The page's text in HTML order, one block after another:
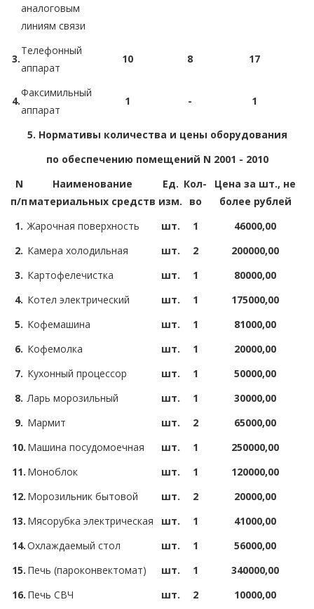
аналоговым
линиям связи
3.
Телефонный
аппарат
10 8 17
4.
Факсимильный
аппарат
1 - 1
5. Нормативы количества и цены оборудования
по обеспечению помещений N 2001 - 2010
N
п/п
Наименование
материальных средств
Ед.
изм.
Кол-
во
Цена за шт., не
более рублей
1. Жарочная поверхность шт. 1
46000,00
2. Камера холодильная шт. 2
200000,00
3. Картофелечистка шт. 1
80000,00
4. Котел электрический шт. 1
175000,00
5. Кофемашина шт. 1
81000,00
6. Кофемолка шт. 1
20000,00
7. Кухонный процессор шт. 1
50000,00
8. Ларь морозильный шт. 1
30000,00
9. Мармит шт. 2
65000,00
10. Машина посудомоечная шт. 1
250000,00
11. Моноблок шт. 1
120000,00
12. Морозильник бытовой шт. 2
20000,00
13. Мясорубка электрическая шт. 1
41000,00
14.Охлаждаемый стол шт. 1
56000,00
15. Печь (пароконвектомат) шт. 1
340000,00
16. Печь СВЧ шт. 2 10000,00